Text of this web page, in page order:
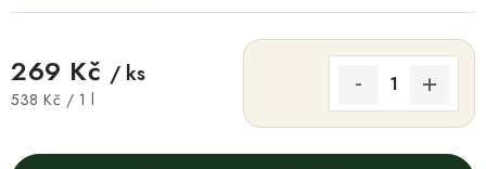
269 Kč / ks
Měrná cena:
538 Kč / 1 l